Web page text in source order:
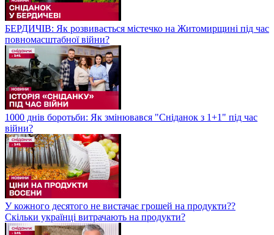
БЕРДИЧІВ: Як розвивається містечко на Житомирщині під час
повномасштабної війни?
1000 днів боротьби: Як змінювався "Сніданок з 1+1" під час
війни?
У кожного десятого не вистачає грошей на продукти??
Скільки українці витрачають на продукти?